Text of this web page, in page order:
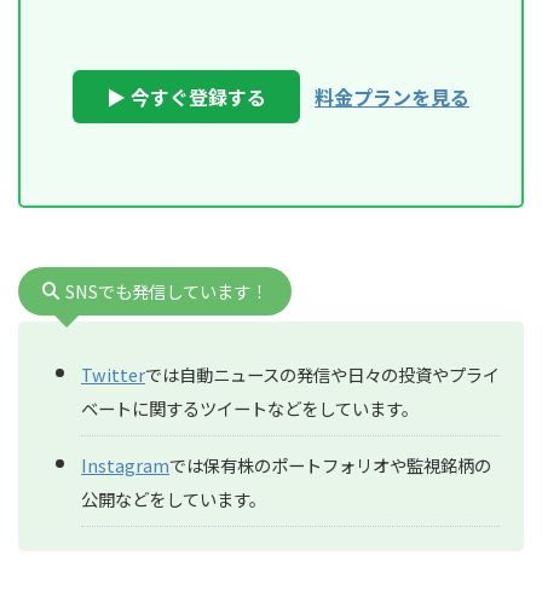
▶ 今すぐ登録する 料金プランを見る
SNSでも発信しています！
Twitterでは自動ニュースの発信や日々の投資やプライ
ベートに関するツイートなどをしています。
Instagramでは保有株のポートフォリオや監視銘柄の
公開などをしています。